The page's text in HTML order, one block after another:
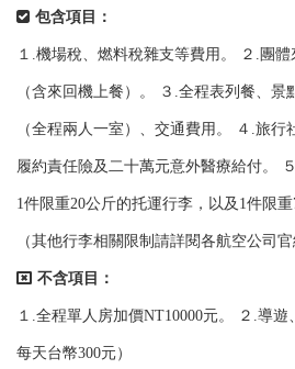
包含項目：
１.機場稅、燃料稅雜支等費用。 ２.團
（含來回機上餐）。 ３.全程表列餐、景
（全程兩人一室）、交通費用。 ４.旅行
履約責任險及二十萬元意外醫療給付。
1件限重20公斤的托運行李，以及1件限重
（其他行李相關限制請詳閱各航空公司官
不含項目：
１.全程單人房加價NT10000元。 ２.導遊
每天台幣300元）